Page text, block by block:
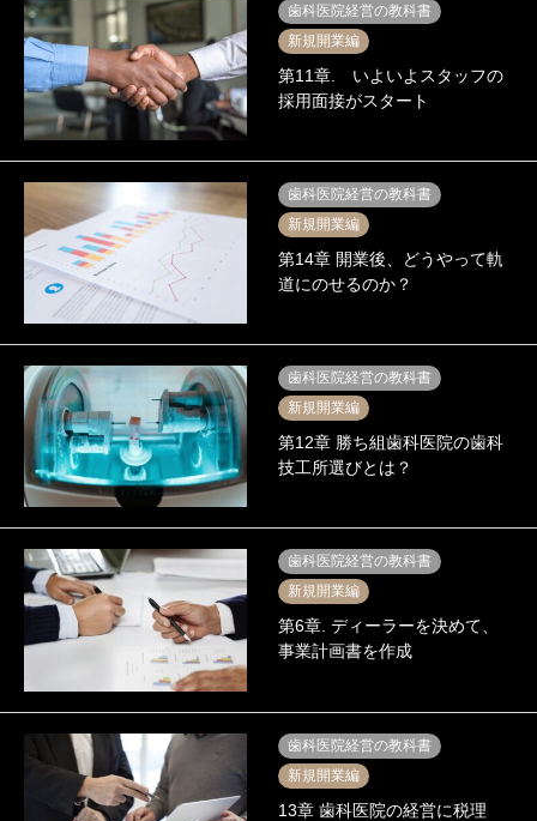
歯科医院経営の教科書
新規開業編
第11章. いよいよスタッフの
採用面接がスタート
歯科医院経営の教科書
新規開業編
第14章 開業後、どうやって軌
道にのせるのか？
歯科医院経営の教科書
新規開業編
第12章 勝ち組歯科医院の歯科
技工所選びとは？
歯科医院経営の教科書
新規開業編
第6章. ディーラーを決めて、
事業計画書を作成
歯科医院経営の教科書
新規開業編
13章 歯科医院の経営に税理